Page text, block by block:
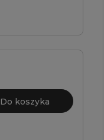
Do koszyka